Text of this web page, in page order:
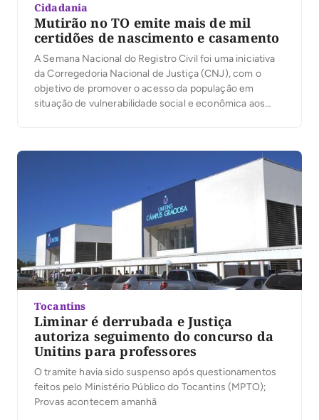
Cidadania
Mutirão no TO emite mais de mil
certidões de nascimento e casamento
A Semana Nacional do Registro Civil foi uma iniciativa
da Corregedoria Nacional de Justiça (CNJ), com o
objetivo de promover o acesso da população em
situação de vulnerabilidade social e econômica aos
Tocantins
Liminar é derrubada e Justiça
autoriza seguimento do concurso da
Unitins para professores
O tramite havia sido suspenso após questionamentos
feitos pelo Ministério Público do Tocantins (MPTO);
Provas acontecem amanhã